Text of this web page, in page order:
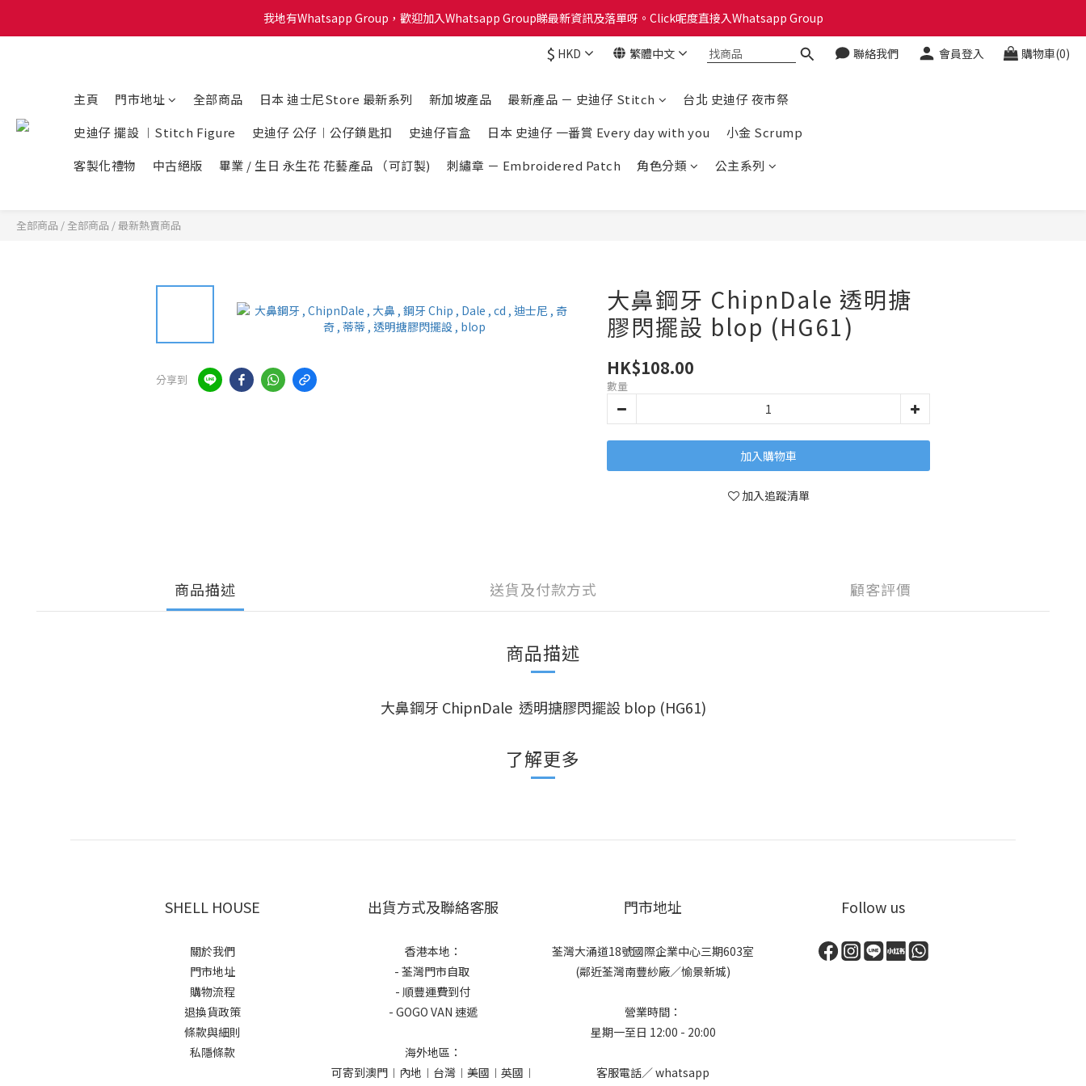
會員積分計劃已啟動！每買 $1蚊可以得1分換禮品喔！Click呢度睇下有咩換購！🎁🎄
我地有Whatsapp Group，歡迎加入Whatsapp Group睇最新資訊及落單呀。Click呢度直接入Whatsapp Group
會員積分計劃已啟動！每買 $1蚊可以得1分換禮品喔！Click呢度睇下有咩換購！🎁🎄
$ HKD 繁體中文 聯絡我們 會員登入 購物車(0)
主頁 門市地址 全部商品 日本 迪士尼Store 最新系列 新加坡產品 最新產品 － 史迪仔 Stitch
台北 史迪仔 夜市祭
史迪仔 擺設 ︱Stitch Figure
史迪仔 公仔︱公仔鎖匙扣 史迪仔盲盒 日本 史迪仔 一番賞 Every day with you
小金 Scrump
客製化禮物
中古絕版 畢業 / 生日 永生花 花藝產品 （可訂製) 刺繡章 － Embroidered Patch 角色分類 公主系列
全部商品 / 全部商品 /最新熱賣商品
分享到
大鼻鋼牙 ChipnDale 透明搪
膠閃擺設 blop (HG61)
HK$108.00
數量
加入購物車
加入追蹤清單
商品描述 送貨及付款方式 顧客評價
商品描述
大鼻鋼牙 ChipnDale 透明搪膠閃擺設 blop (HG61)
了解更多
SHELL HOUSE
關於我們
門市地址
購物流程
退換貨政策
條款與細則
私隱條款
出貨方式及聯絡客服
香港本地：
- 荃灣門市自取
- 順豐運費到付
- GOGO VAN 速遞
海外地區：
可寄到澳門︱內地︱台灣︱美國︱英國︱
門市地址
荃灣大涌道18號國際企業中心三期603室
(鄰近荃灣南豐紗廠／愉景新城)
營業時間：
星期一至日 12:00 - 20:00
客服電話／ whatsapp
Follow us